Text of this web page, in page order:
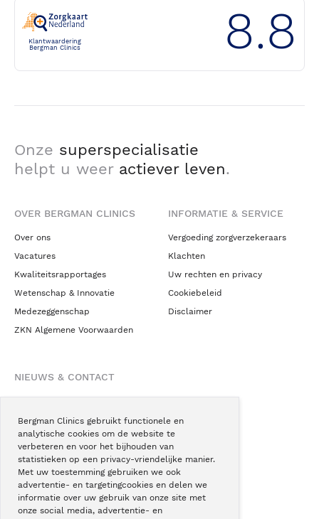
Bergman Clinics gebruikt functionele en
analytische cookies om de website te
verbeteren en voor het bijhouden van
statistieken op een privacy-vriendelijke manier.
Met uw toestemming gebruiken we ook
advertentie- en targetingcookies en delen we
informatie over uw gebruik van onze site met
onze social media, advertentie- en
Klantwaardering
Bergman Clinics
8.8
Onze superspecialisatie
helpt u weer actiever leven.
OVER BERGMAN CLINICS
Over ons
Vacatures
Kwaliteitsrapportages
Wetenschap & Innovatie
Medezeggenschap
ZKN Algemene Voorwaarden
INFORMATIE & SERVICE
Vergoeding zorgverzekeraars
Klachten
Uw rechten en privacy
Cookiebeleid
Disclaimer
NIEUWS & CONTACT
Blogs
Podcast
Pressroom
Instagram
Facebook
LinkedIn